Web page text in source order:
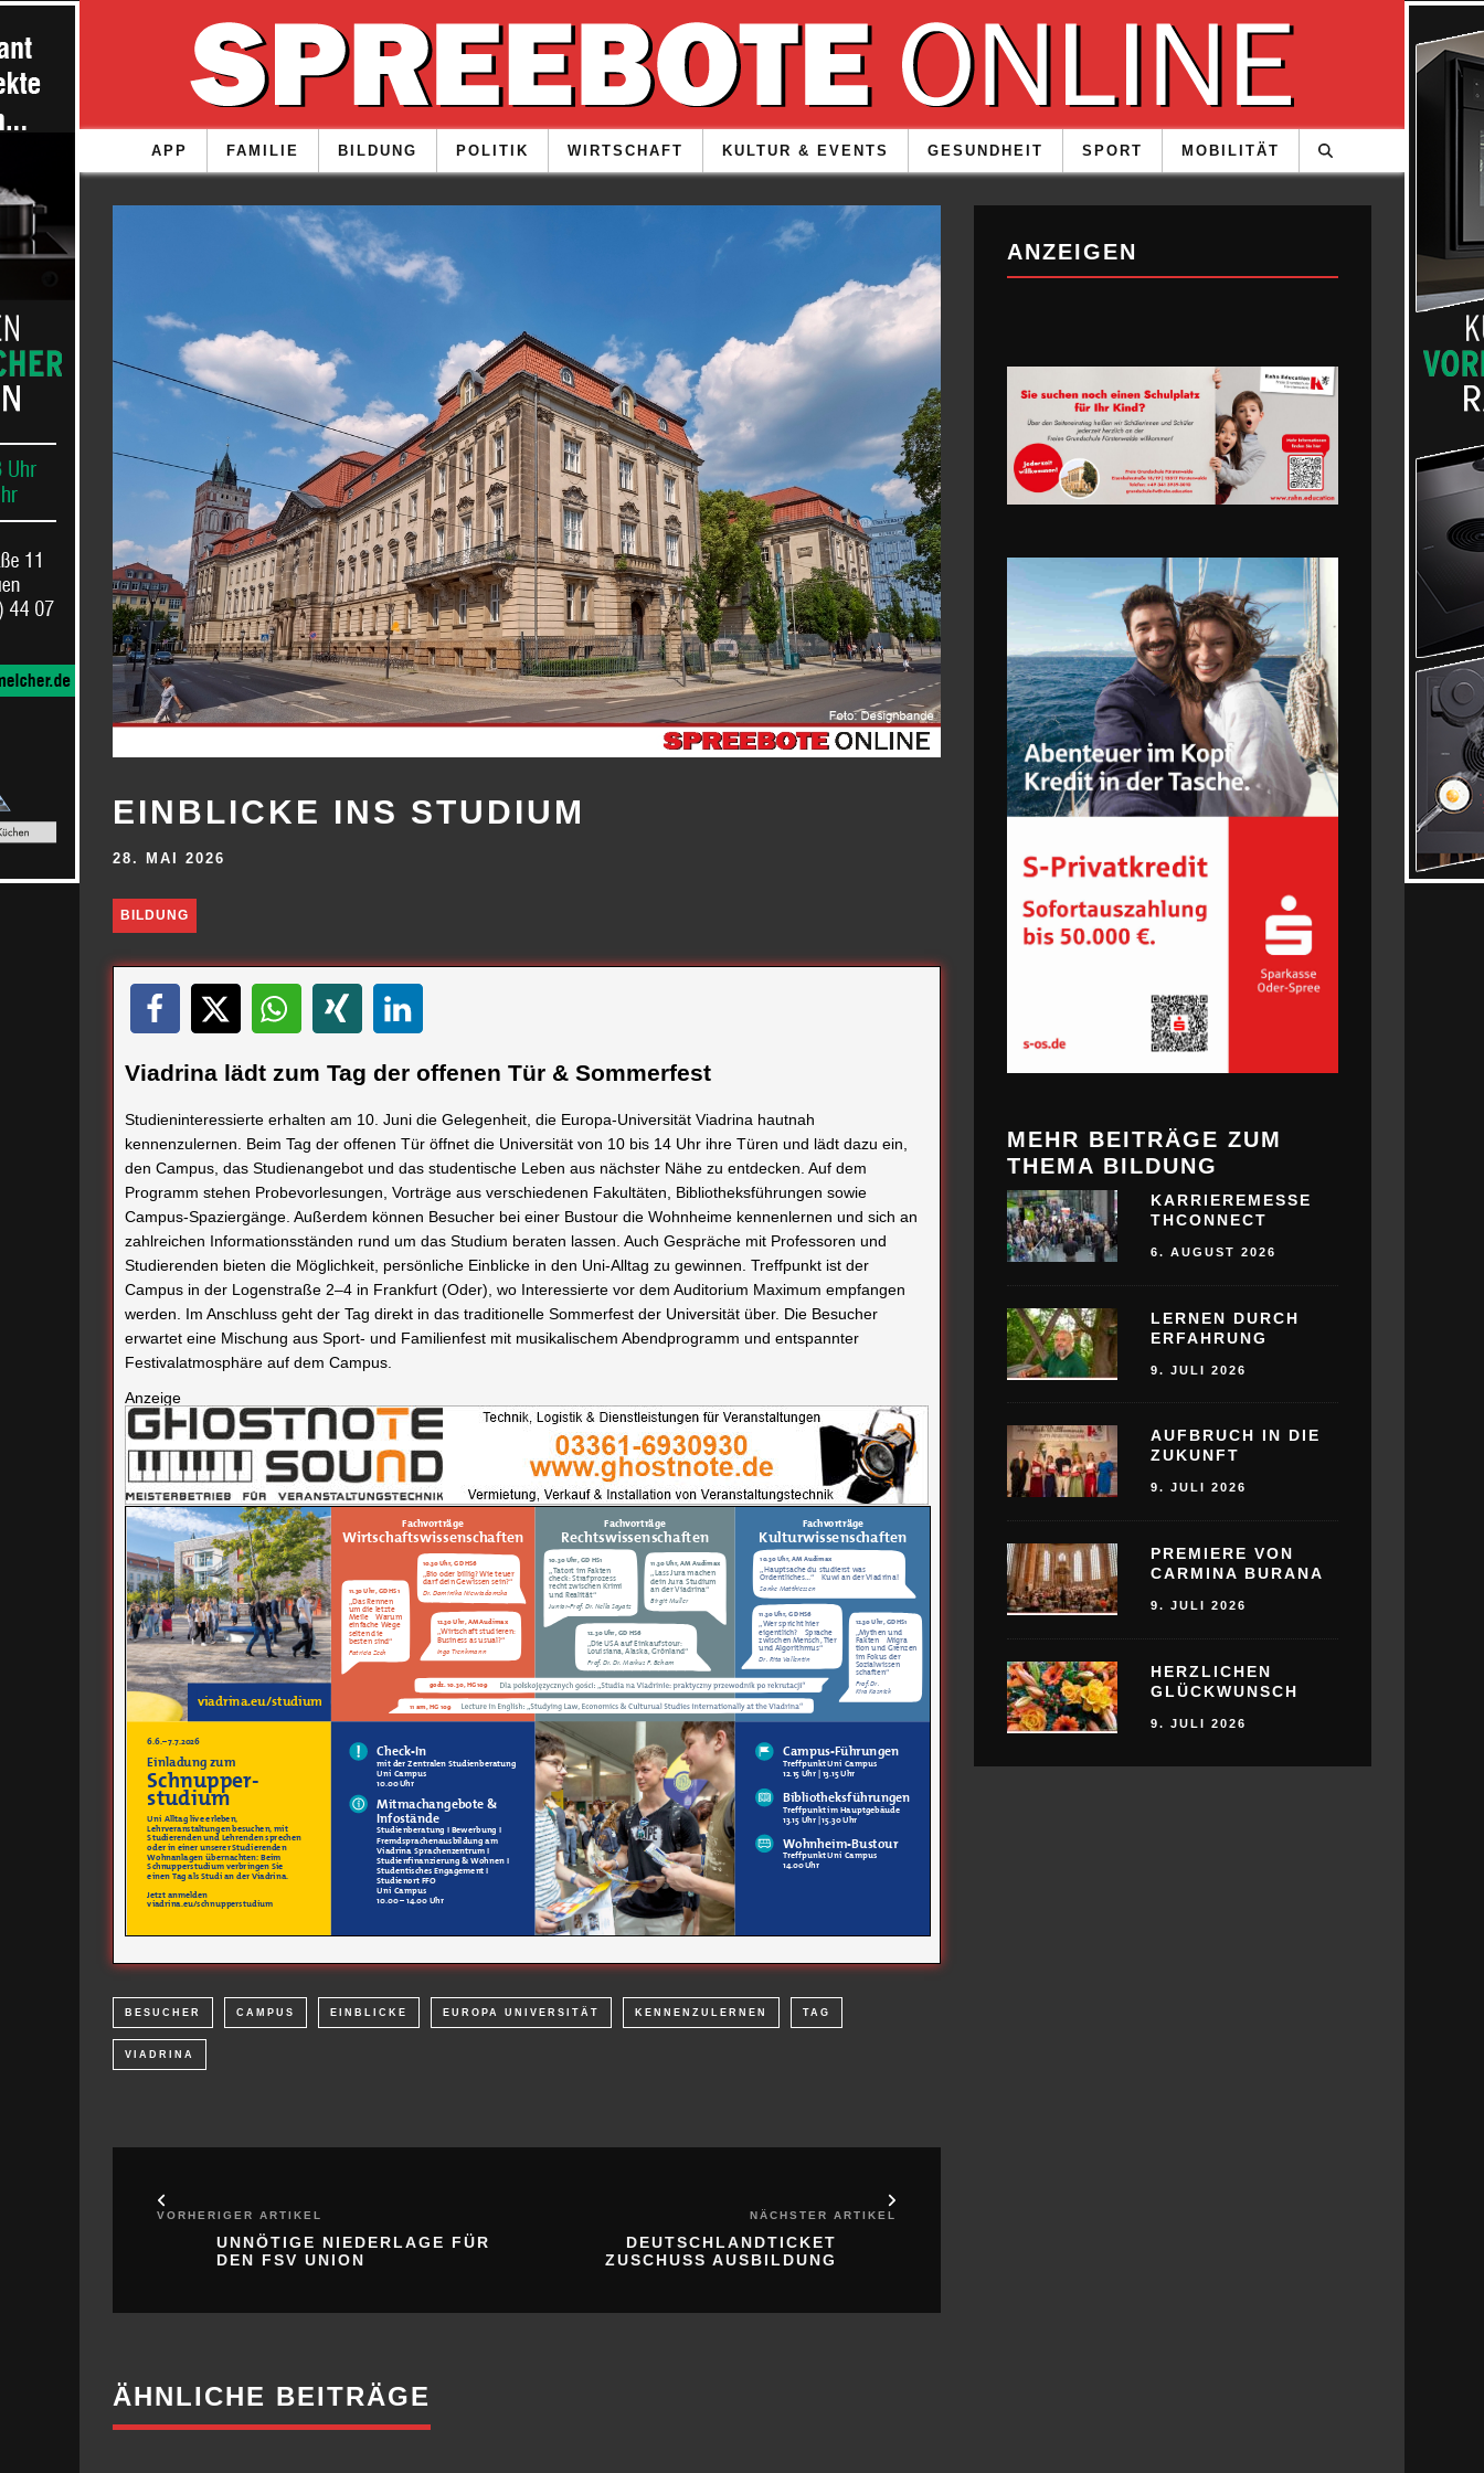
APP FAMILIE BILDUNG POLITIK WIRTSCHAFT KULTUR & EVENTS GESUNDHEIT SPORT MOBILITÄT
EINBLICKE INS STUDIUM
28. MAI 2026
BILDUNG
Viadrina lädt zum Tag der offenen Tür & Sommerfest
Studieninteressierte erhalten am 10. Juni die Gelegenheit, die Europa-Universität Viadrina hautnah
kennenzulernen. Beim Tag der offenen Tür öffnet die Universität von 10 bis 14 Uhr ihre Türen und lädt dazu ein,
den Campus, das Studienangebot und das studentische Leben aus nächster Nähe zu entdecken. Auf dem
Programm stehen Probevorlesungen, Vorträge aus verschiedenen Fakultäten, Bibliotheksführungen sowie
Campus-Spaziergänge. Außerdem können Besucher bei einer Bustour die Wohnheime kennenlernen und sich an
zahlreichen Informationsständen rund um das Studium beraten lassen. Auch Gespräche mit Professoren und
Studierenden bieten die Möglichkeit, persönliche Einblicke in den Uni-Alltag zu gewinnen. Treffpunkt ist der
Campus in der Logenstraße 2–4 in Frankfurt (Oder), wo Interessierte vor dem Auditorium Maximum empfangen
werden. Im Anschluss geht der Tag direkt in das traditionelle Sommerfest der Universität über. Die Besucher
erwartet eine Mischung aus Sport- und Familienfest mit musikalischem Abendprogramm und entspannter
Festivalatmosphäre auf dem Campus.
Anzeige
BESUCHER CAMPUS EINBLICKE EUROPA UNIVERSITÄT KENNENZULERNEN TAG
VIADRINA
VORHERIGER ARTIKEL
UNNÖTIGE NIEDERLAGE FÜR
DEN FSV UNION
NÄCHSTER ARTIKEL
DEUTSCHLANDTICKET
ZUSCHUSS AUSBILDUNG
ÄHNLICHE BEITRÄGE
ANZEIGEN
MEHR BEITRÄGE ZUM
THEMA BILDUNG
KARRIEREMESSE
THCONNECT
6. AUGUST 2026
LERNEN DURCH
ERFAHRUNG
9. JULI 2026
AUFBRUCH IN DIE
ZUKUNFT
9. JULI 2026
PREMIERE VON
CARMINA BURANA
9. JULI 2026
HERZLICHEN
GLÜCKWUNSCH
9. JULI 2026